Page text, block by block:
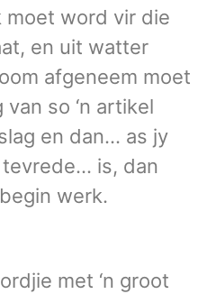
word vir die
en uit watter
afgeneem moet
so ‘n artikel
en dan… as jy
is, dan
werk.
met ‘n groot